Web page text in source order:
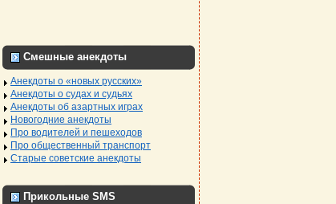
Смешные анекдоты
Анекдоты о «новых русских»
Анекдоты о судах и судьях
Анекдоты об азартных играх
Новогодние анекдоты
Про водителей и пешеходов
Про общественный транспорт
Старые советские анекдоты
Прикольные SMS